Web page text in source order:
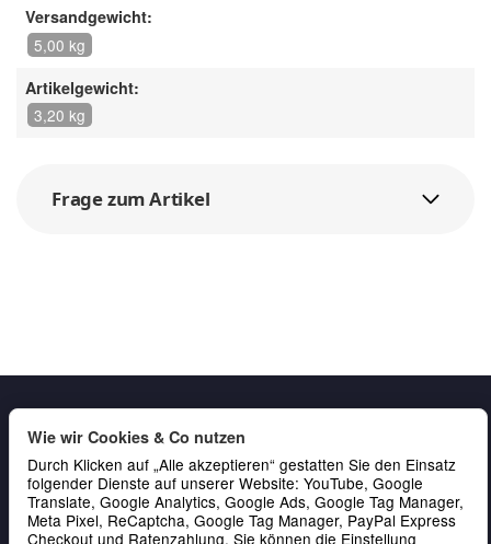
Versandgewicht:
5,00 kg
Artikelgewicht:
3,20 kg
Frage zum Artikel
Gesetzliche Informationen
Wie wir Cookies & Co nutzen
Durch Klicken auf „Alle akzeptieren“ gestatten Sie den Einsatz
folgender Dienste auf unserer Website: YouTube, Google
Translate, Google Analytics, Google Ads, Google Tag Manager,
Meta Pixel, ReCaptcha, Google Tag Manager, PayPal Express
Checkout und Ratenzahlung. Sie können die Einstellung